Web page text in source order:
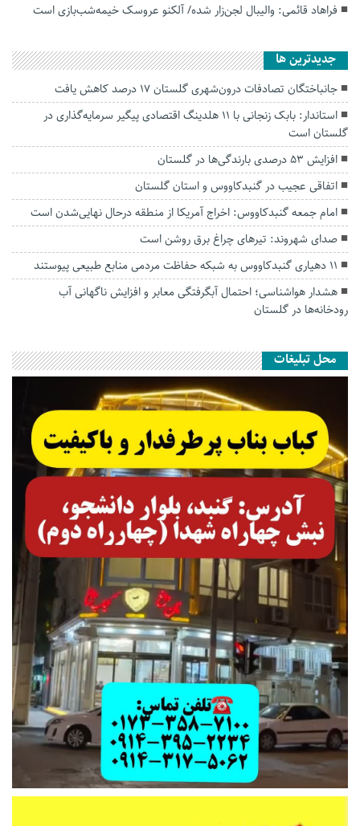
فراهاد قائمی: والیبال لجن‌زار شده/ آلکنو عروسک خیمه‌شب‌بازی است
جديدترين ها
جانباختگان تصادفات درون‌شهری گلستان ۱۷ درصد کاهش یافت
استاندار: بابک زنجانی با ۱۱ هلدینگ اقتصادی پیگیر سرمایه‌گذاری در
گلستان است
افزایش ۵۳ درصدی بارندگی‌ها در گلستان
اتفاقی عجیب در‌ گنبدکاووس و استان گلستان
امام جمعه گنبدکاووس: اخراج آمریکا از منطقه درحال نهایی‌شدن است
صدای شهروند: تیرهای چراغ برق روشن است
۱۱ دهیاری گنبدکاووس به شبکه حفاظت مردمی منابع طبیعی پیوستند
هشدار هواشناسی؛ احتمال آبگرفتگی معابر و افزایش ناگهانی آب
رودخانه‌ها در گلستان
محل تبلیغات